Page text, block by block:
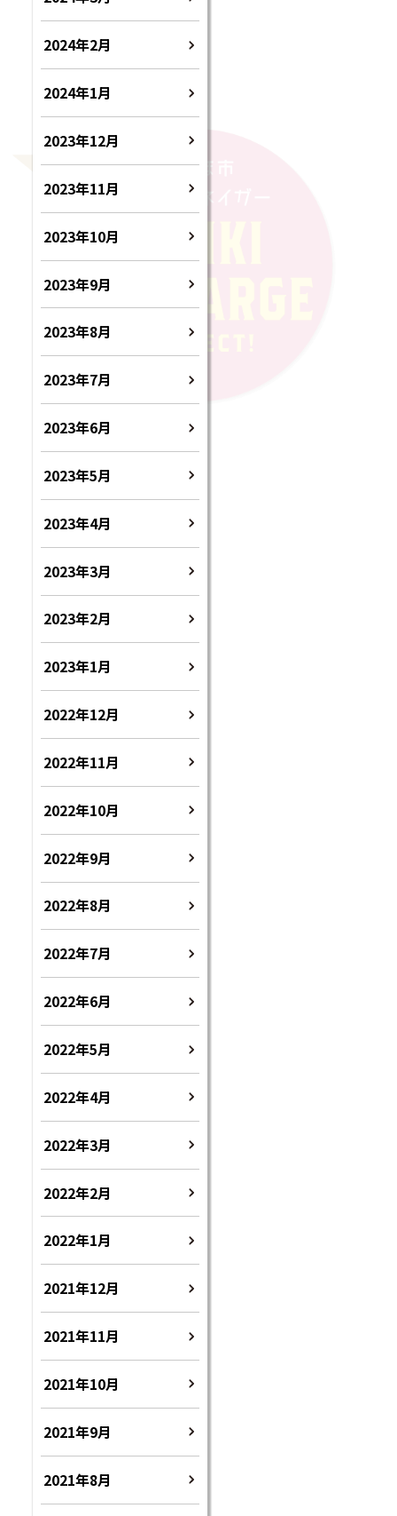
2024年2月
2024年1月
2023年12月
2023年11月
2023年10月
2023年9月
2023年8月
2023年7月
2023年6月
2023年5月
2023年4月
2023年3月
2023年2月
2023年1月
2022年12月
2022年11月
2022年10月
2022年9月
2022年8月
2022年7月
2022年6月
2022年5月
2022年4月
2022年3月
2022年2月
2022年1月
2021年12月
2021年11月
2021年10月
2021年9月
2021年8月